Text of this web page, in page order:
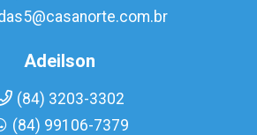
Adeilson
(84) 3203-3302
(84) 99106-7379